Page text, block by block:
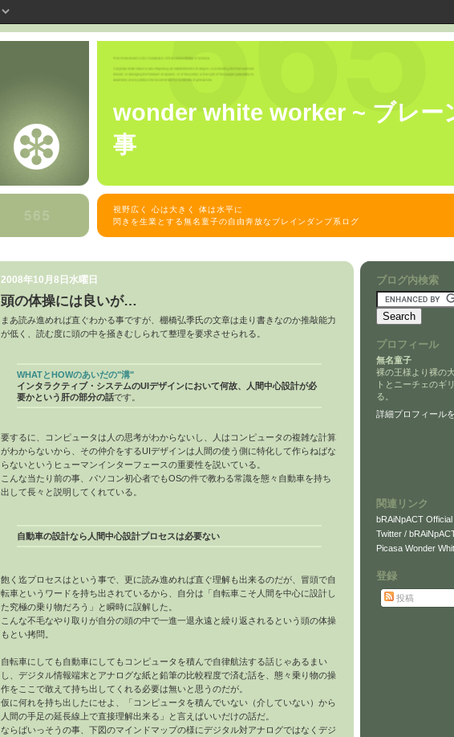
wonder white worker ~ ブレー
事
視野広く 心は大きく 体は水平に
閃きを生業とする無名童子の自由奔放なブレインダンプ系ログ
2008年10月8日水曜日
頭の体操には良いが…
まあ読み進めれば直ぐわかる事ですが、 棚橋弘季氏の文章は走り書きなのか推敲能力
が低く、読む度に頭の中を掻きむしられて整理を要求させられる。
WHATとHOWのあいだの"溝"
インタラクティブ・システムのUI デザインにおいて何故、人間中心設計が必
要かという肝の部分の話です。
要するに、コンピュータは人の思考がわからないし、人はコンピュータの複雑な計算
がわからないから、その仲介をするUI デザインは人間の使う側に特化して作らねばな
らないというヒューマンインターフェースの重要性を説いている。
こんな当たり前の事、パソコン初心者でもOSの件で教わる常識を態々自動車を持ち
出して長々と説明してくれている。
自動車の設計なら人間中心設計プロセスは必要ない
飽く迄プロセスはという事で、更に読み進めれば直ぐ理解も出来るのだが、冒頭で自
転車というワードを持ち出されているから、自分は「自転車こそ人間を中心に設計し
た究極の乗り物だろう」と瞬時に誤解した。
こんな不毛なやり取りが自分の頭の中で一進一退永遠と繰り返されるという頭の体操
もとい拷問。
自転車にしても自動車にしてもコンピュータを積んで自律航法する話じゃあるまい
し、デジタル情報端末とアナログな紙と鉛筆の比較程度で済む話を、態々乗り物の操
作をここで敢えて持ち出してくれる必要は無いと思うのだが。
仮に何れを持ち出したにせよ、「コンピュータを積んでいない（介していない）から
人間の手足の延長線上で直接理解出来る」と言えばいいだけの話だ。
ならばいっそうの事、下図のマインドマップの様にデジタル対アナログではなくデジ
ブログ内検索
プロフィール
無名童子
裸の王様より裸の
トとニーチェのギ
る。
詳細プロフィール
関連リンク
bRAiNpACT Official
Twitter /
Picasa Wonder
登録
投稿